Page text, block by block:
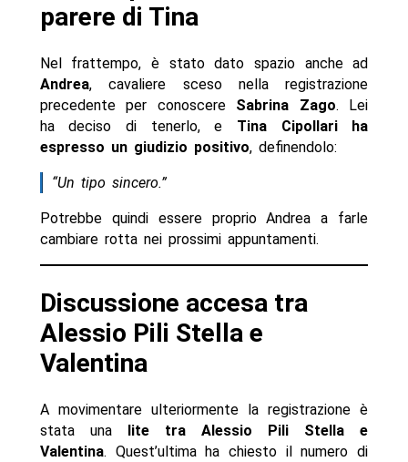
parere di Tina
Nel frattempo, è stato dato spazio anche ad
Andrea, cavaliere sceso nella registrazione
precedente per conoscere Sabrina Zago. Lei
ha deciso di tenerlo, e Tina Cipollari ha
espresso un giudizio positivo, definendolo:
“Un tipo sincero.”
Potrebbe quindi essere proprio Andrea a farle
cambiare rotta nei prossimi appuntamenti.
Discussione accesa tra
Alessio Pili Stella e
Valentina
A movimentare ulteriormente la registrazione è
stata una lite tra Alessio Pili Stella e
Valentina. Quest’ultima ha chiesto il numero di